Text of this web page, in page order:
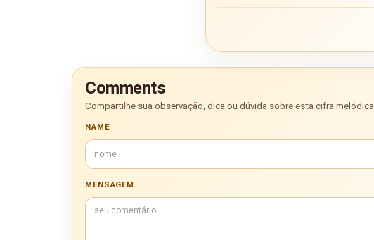
Comments
Compartilhe sua observação, dica ou dúvida sobre esta cifra melódica.
NAME
MENSAGEM